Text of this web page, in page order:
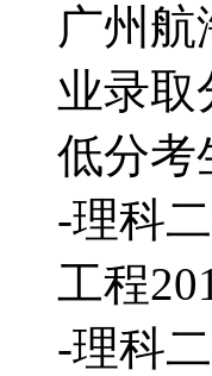
广州航
业录取
低分考
-理科
工程
-理科